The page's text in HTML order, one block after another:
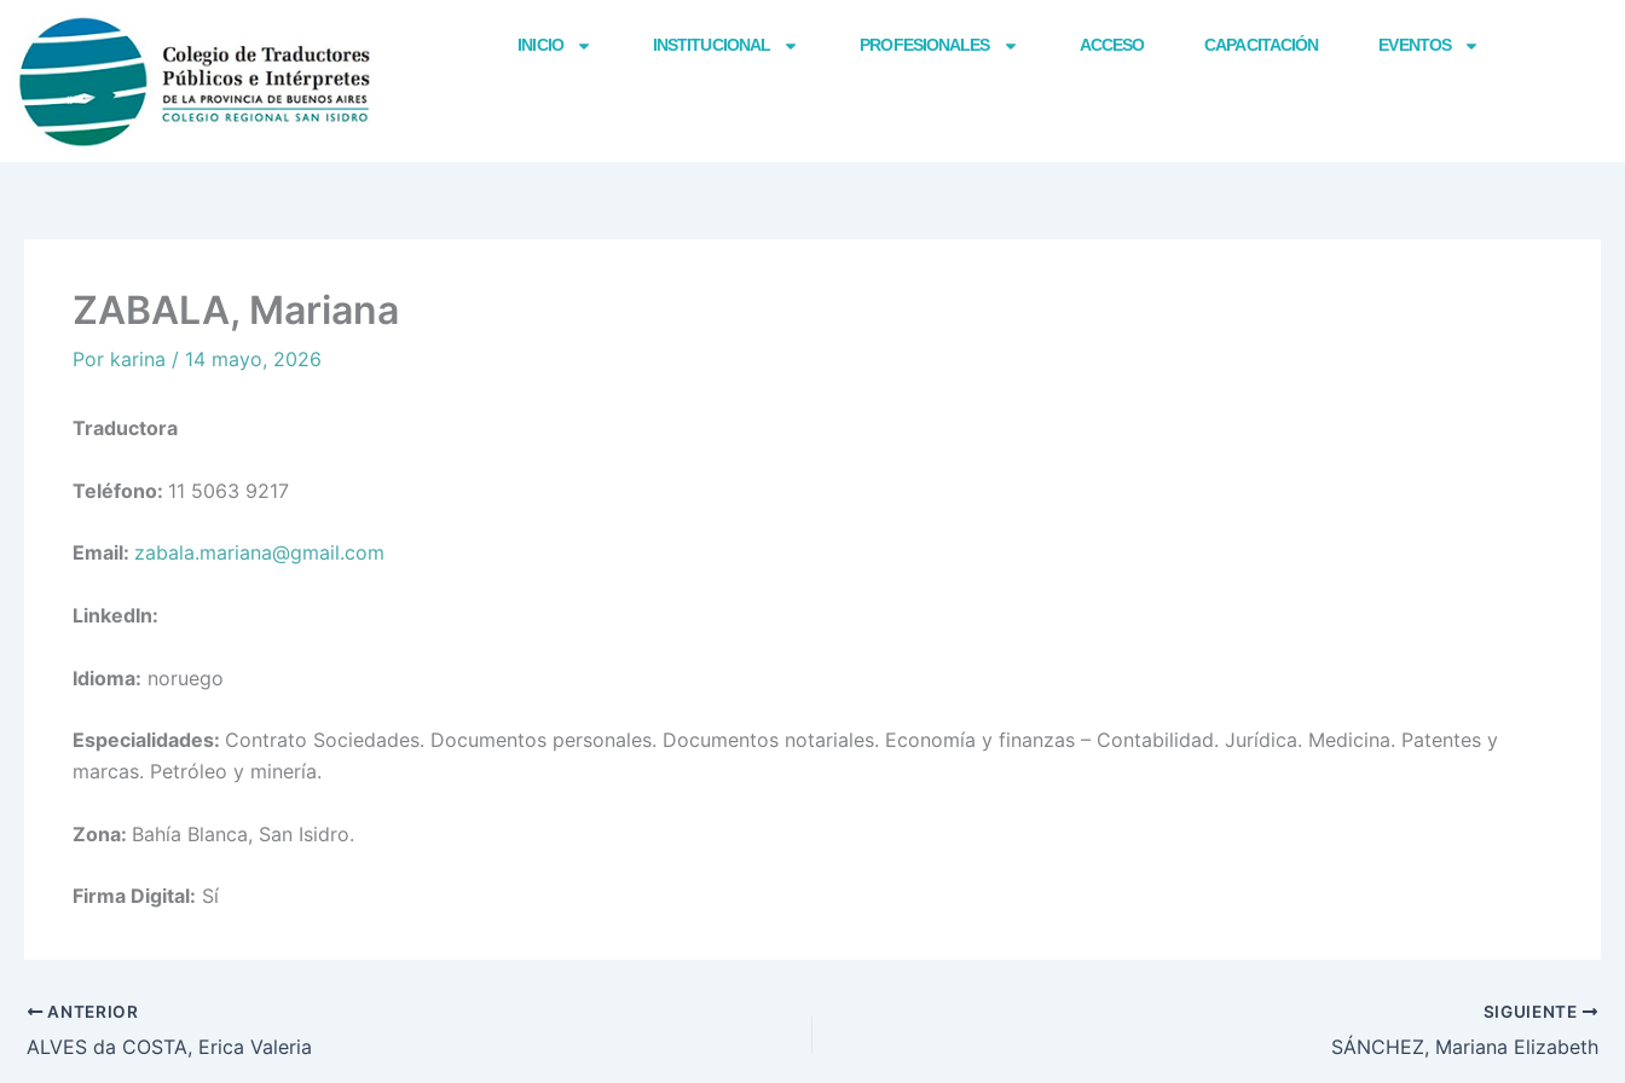
contenido
INICIO INSTITUCIONAL PROFESIONALES ACCESO CAPACITACIÓN EVENTOS
ZABALA, Mariana
Por karina / 14 mayo, 2026
Traductora
Teléfono: 11 5063 9217
Email: zabala.mariana@gmail.com
LinkedIn:
Idioma: noruego
Especialidades: Contrato Sociedades. Documentos personales. Documentos notariales. Economía y finanzas – Contabilidad. Jurídica. Medicina. Patentes y
marcas. Petróleo y minería.
Zona: Bahía Blanca, San Isidro.
Firma Digital: Sí
ANTERIOR
ALVES da COSTA, Erica Valeria
SIGUIENTE
SÁNCHEZ, Mariana Elizabeth